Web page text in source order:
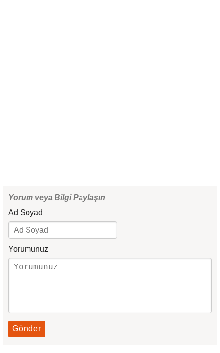
Yorum veya Bilgi Paylaşın
Ad Soyad
Yorumunuz
Gönder